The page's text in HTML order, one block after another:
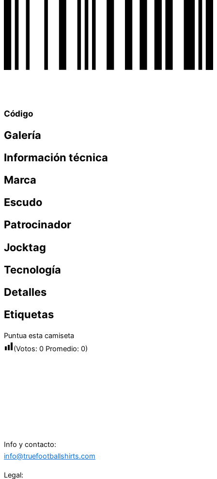
Código
Galería
Información técnica
Marca
Escudo
Patrocinador
Jocktag
Tecnología
Detalles
Etiquetas
Puntua esta camiseta
(Votos: 0 Promedio: 0)
Info y contacto:
info@truefootballshirts.com
Legal: